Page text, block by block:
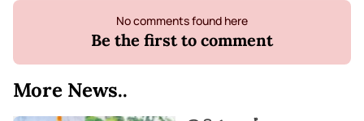
No comments found here
Be the first to comment
More News..